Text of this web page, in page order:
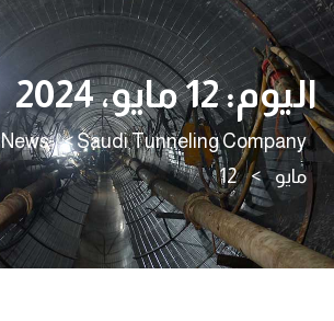
اليوم:12 مايو، 2024
Saudi Tunneling Company
>
News
مايو >
12